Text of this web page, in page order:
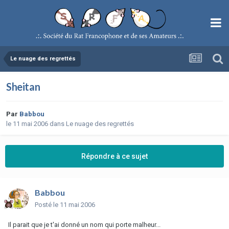
Le nuage des regrettés
Sheitan
Par Babbou
le 11 mai 2006 dans Le nuage des regrettés
Répondre à ce sujet
Babbou
Posté le 11 mai 2006
Il parait que je t'ai donné un nom qui porte malheur...